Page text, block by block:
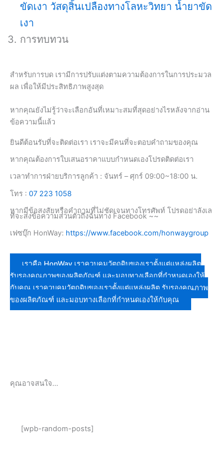
ขัดเงา วัสดุสิ้นเปลืองทางโลหะวิทยา น้ำยาขัด
เงา
การทบทวน
สำหรับการบด เรามีการปรับแต่งตามความต้องการในการประมวล
ผล เพื่อให้มีประสิทธิภาพสูงสุด
หากคุณยังไม่รู้ว่าจะเลือกอันที่เหมาะสมที่สุดอย่างไรหลังจากอ่าน
ข้อความนี้แล้ว
ยินดีต้อนรับที่จะติดต่อเรา เราจะมีคนที่จะตอบคำถามของคุณ
หากคุณต้องการใบเสนอราคาแบบกำหนดเองโปรดติดต่อเรา
เวลาทำการฝ่ายบริการลูกค้า : จันทร์ – ศุกร์ 09:00~18:00 น.
โทร : 07 223 1058
หากมีข้อสงสัยหรือคำถามที่ไม่ชัดเจนทางโทรศัพท์ โปรดอย่าลังเล
ที่จะส่งข้อความส่วนตัวถึงฉันทาง Facebook ~~
เฟซบุ๊ก HonWay: https://www.facebook.com/honwaygroup
เราคือ HonWay เราควบคุมวัตถุดิบของเราตั้งแต่แหล่งผลิต
รับรองคุณภาพของผลิตภัณฑ์ และมอบทางเลือกที่กำหนดเองให้
กับคุณ เราควบคุมวัตถุดิบของเราตั้งแต่แหล่งผลิต รับรองคุณภาพ
ของผลิตภัณฑ์ และมอบทางเลือกที่กำหนดเองให้กับคุณ
คุณอาจสนใจ…
[wpb-random-posts]